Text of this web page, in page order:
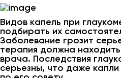
Видов капель при
подбирать их
Заболевание грозит
терапия должна
врача. Последствия
серьезны, что даже